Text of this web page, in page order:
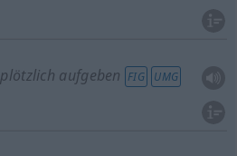
plötzlich aufgeben FIG UMG